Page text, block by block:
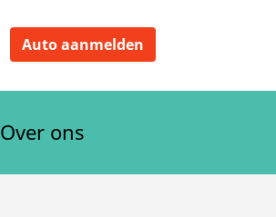
Auto aanmelden
Over ons